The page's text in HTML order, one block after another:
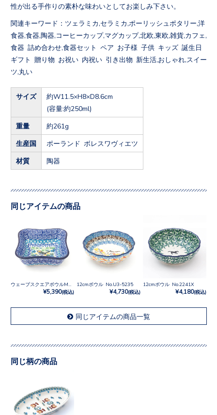
性が出る手作りの素朴な味わいとしてお楽しみ下さい。
関連キーワード：ツェラミカ,セラミカ,ポーリッシュポタリー,洋
食器,食器,陶器,コーヒーカップ,マグカップ,北欧,東欧,雑貨,カフェ,
食器 詰め合わせ,食器セット ペア お子様 子供 キッズ 誕生日
ギフト 贈り物 お祝い 内祝い 引き出物 新生活,おしゃれ,スイー
ツ,丸い
サイズ
約W11.5×H8×D8.6cm
(容量:約250ml)
重量 約261g
生産国 ポーランド ボレスワヴィエツ
材質 陶器
同じアイテムの商品
¥5,390(税込)
12cmボウル No.U3-5235
¥4,730(税込)
12cmボウル No.2241X
¥4,180(税込)
同じアイテムの商品一覧
同じ柄の商品